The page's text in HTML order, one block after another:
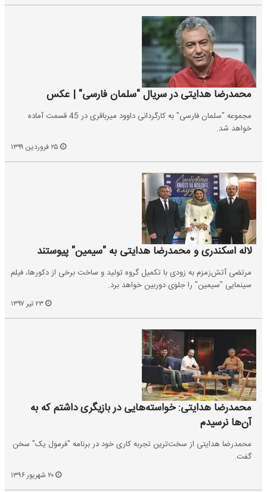
محمدرضا هدایتی در سریال "سلمان فارسی" | عکس
مجموعه "سلمان فارسی" به کارگردانی داوود میرباقری در 45 قسمت آماده
خواهد شد.
لاله اسکندری و محمدرضا هدایتی به "سیمین" پیوستند
مرتضی آتش‌زمزم به زودی با تکمیل گروه تولید و ساخت برخی از دکورها، فیلم
سینمایی "سیمین" را جلوی دوربین خواهد برد.
محمدرضا هدایتی: خواسته‌هایی در بازیگری داشتم که به
آن‌ها نرسیدم
محمدرضا هدایتی از سخت‌ترین تجربه کاری خود در برنامه "فرمول یک" سخن
گفت.